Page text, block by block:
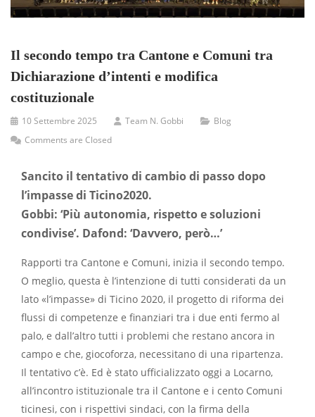
Il secondo tempo tra Cantone e Comuni tra
Dichiarazione d’intenti e modifica
costituzionale
10 Settembre 2025 Team N. Gobbi
Blog
Comments are Closed
Sancito il tentativo di cambio di passo dopo
l’impasse di Ticino2020.
Gobbi: ‘Più autonomia, rispetto e soluzioni
condivise’. Dafond: ‘Davvero, però…’
Rapporti tra Cantone e Comuni, inizia il secondo tempo.
O meglio, questa è l’intenzione di tutti considerati da un
lato «l’impasse» di Ticino 2020, il progetto di riforma dei
flussi di competenze e finanziari tra i due enti fermo al
palo, e dall’altro tutti i problemi che restano ancora in
campo e che, giocoforza, necessitano di una ripartenza.
Il tentativo c’è. Ed è stato ufficializzato oggi a Locarno,
all’incontro istituzionale tra il Cantone e i cento Comuni
ticinesi, con i rispettivi sindaci, con la firma della